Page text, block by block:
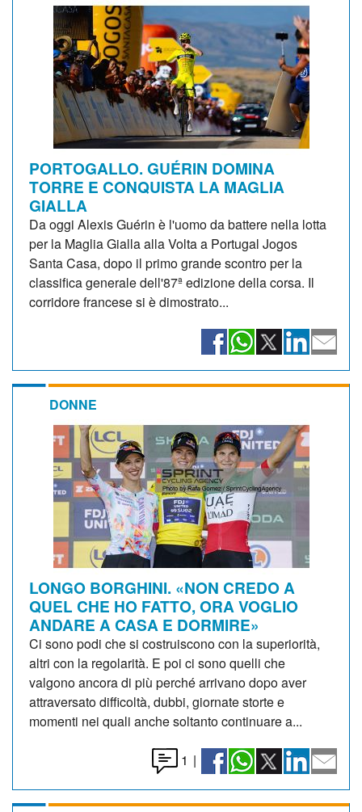
PORTOGALLO. GUÉRIN DOMINA
TORRE E CONQUISTA LA MAGLIA
GIALLA
Da oggi Alexis Guérin è l'uomo da battere nella lotta
per la Maglia Gialla alla Volta a Portugal Jogos
Santa Casa, dopo il primo grande scontro per la
classifica generale dell'87ª edizione della corsa. Il
corridore francese si è dimostrato...
DONNE
LONGO BORGHINI. «NON CREDO A
QUEL CHE HO FATTO, ORA VOGLIO
ANDARE A CASA E DORMIRE»
Ci sono podi che si costruiscono con la superiorità,
altri con la regolarità. E poi ci sono quelli che
valgono ancora di più perché arrivano dopo aver
attraversato difficoltà, dubbi, giornate storte e
momenti nei quali anche soltanto continuare a...
1 |